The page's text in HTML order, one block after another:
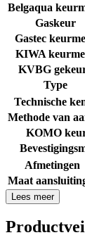
Belgaqua
Gaskeur
Gastec
KIWA
KVBG
Type
Technische
Methode van
KOMO
Afmetingen
Maat
Lees meer